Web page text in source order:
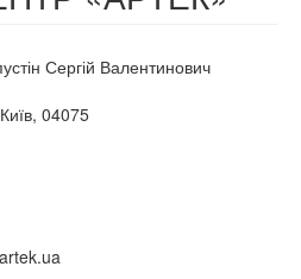
Сергій Валентинович
04075